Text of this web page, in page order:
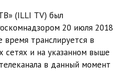
(ILLI TV) был
20 июля 2018
время транслируется в
сетях и на указанном выше
в данный момент